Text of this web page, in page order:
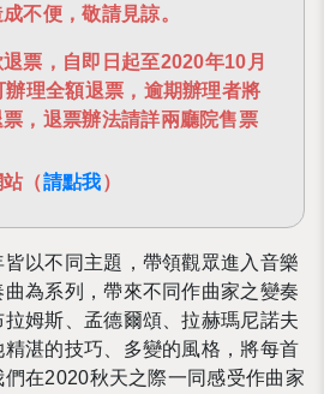
不便，敬請見諒。
票，自即日起至2020年10月
理全額退票，逾期辦理者將
，退票辦法請詳兩廳院售票
（請點我）
以不同主題，帶領觀眾進入音樂
為系列，帶來不同作曲家之變奏
姆斯、孟德爾頌、拉赫瑪尼諾夫
湛的技巧、多變的風格，將每首
們在2020秋天之際一同感受作曲家